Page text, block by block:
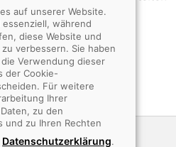
auf unserer Website.
während
diese Website und
verbessern. Sie haben
Verwendung dieser
der Cookie-
Für weitere
Ihrer
zu den
und zu Ihren Rechten
Datenschutzerklärung.